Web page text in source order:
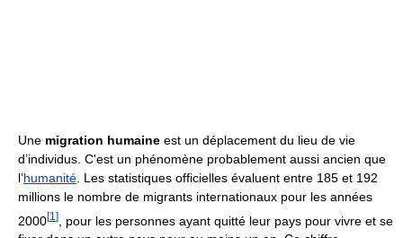
Une migration humaine est un déplacement du lieu de vie
d’individus. C'est un phénomène probablement aussi ancien que
l’humanité . Les statistiques officielles évaluent entre 185 et 192
millions le nombre de migrants internationaux pour les années
2000[1 ]
, pour les personnes ayant quitté leur pays pour vivre et se